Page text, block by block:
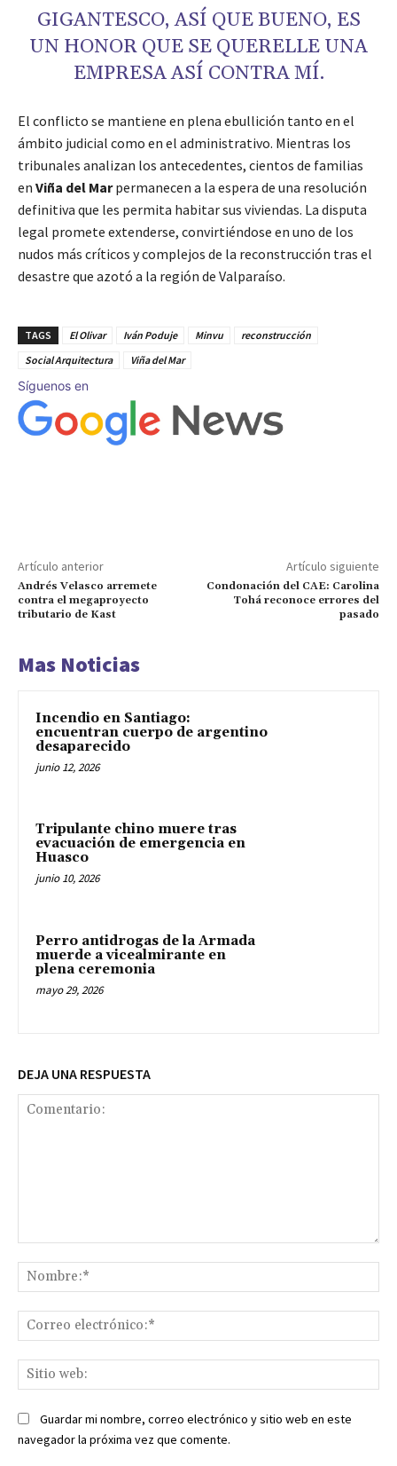
GIGANTESCO, ASÍ QUE BUENO, ES
UN HONOR QUE SE QUERELLE UNA
EMPRESA ASÍ CONTRA MÍ.
El conflicto se mantiene en plena ebullición tanto en el
ámbito judicial como en el administrativo. Mientras los
tribunales analizan los antecedentes, cientos de familias
en Viña del Marpermanecen a la espera de una resolución
definitiva que les permita habitar sus viviendas. La disputa
legal promete extenderse, convirtiéndose en uno de los
nudos más críticos y complejos de la reconstrucción tras el
desastre que azotó a la región de Valparaíso.
TAGS El Olivar Iván Poduje Minvu
reconstrucción
Social Arquitectura
Viña del Mar
Síguenos en
Artículo anterior
Andrés Velasco arremete
contra el megaproyecto
tributario de Kast
Artículo siguiente
Condonación del CAE: Carolina
Tohá reconoce errores del
pasado
Mas Noticias
Incendio en Santiago:
encuentran cuerpo de argentino
desaparecido
junio 12, 2026
Tripulante chino muere tras
evacuación de emergencia en
Huasco
junio 10, 2026
Perro antidrogas de la Armada
muerde a vicealmirante en
plena ceremonia
mayo 29, 2026
DEJA UNA RESPUESTA
Guardar mi nombre, correo electrónico y sitio web en este
navegador la próxima vez que comente.